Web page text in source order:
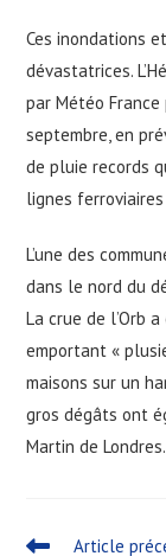
Ces inondations
dévastatrices.
par Météo
septembre, en
de pluie records
lignes
L’une des
dans le nord du
La crue de l’Orb
emportant «
maisons sur un
gros dégâts ont
Martin de Londres.
Article